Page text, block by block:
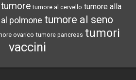
tumore tumore al cervello tumore alla
polmone tumore al seno
ovarico tumore pancreas tumori
vaccini